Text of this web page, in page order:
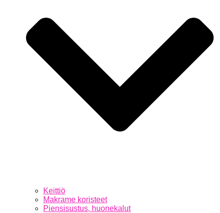
Keittiö
Makrame koristeet
Piensisustus, huonekalut